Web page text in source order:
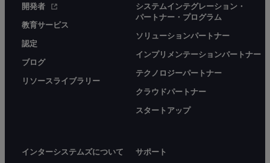
開発者
教育サービス
認定
ブログ
リソースライブラリー
システムインテグレーション・
パートナー・プログラム
ソリューションパートナー
インプリメンテーションパートナー
テクノロジーパートナー
クラウドパートナー
スタートアップ
インターシステムズについて
サポート